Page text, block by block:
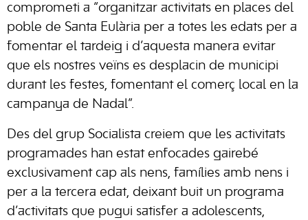
comprometi a “organitzar activitats en places del
poble de Santa Eulària per a totes les edats per a
fomentar el tardeig i d’aquesta manera evitar
que els nostres veïns es desplacin de municipi
durant les festes, fomentant el comerç local en la
campanya de Nadal”.
Des del grup Socialista creiem que les activitats
programades han estat enfocades gairebé
exclusivament cap als nens, famílies amb nens i
per a la tercera edat, deixant buit un programa
d’activitats que pugui satisfer a adolescents,